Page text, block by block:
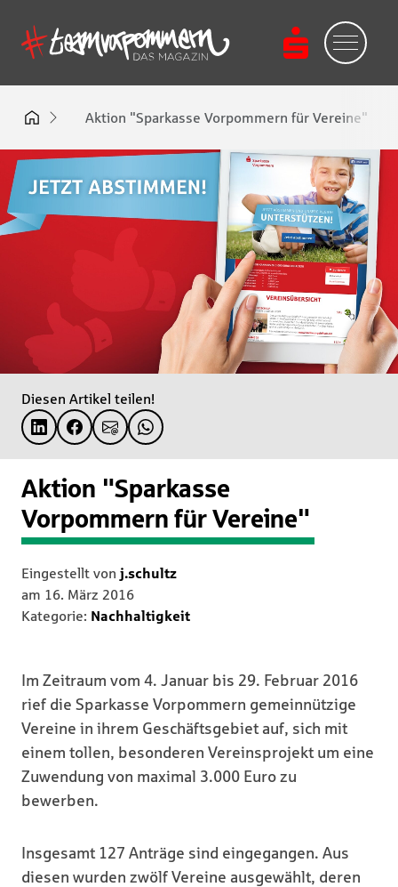
Aktion "Sparkasse Vorpommern für Vereine"
Diesen Artikel teilen!
Aktion "Sparkasse
Vorpommern für Vereine"
Eingestellt von j.schultz
am 16. März 2016
Kategorie: Nachhaltigkeit
Im Zeitraum vom 4. Januar bis 29. Februar 2016
rief die Sparkasse Vorpommern gemeinnützige
Vereine in ihrem Geschäftsgebiet auf, sich mit
einem tollen, besonderen Vereinsprojekt um eine
Zuwendung von maximal 3.000 Euro zu
bewerben.
Insgesamt 127 Anträge sind eingegangen. Aus
diesen wurden zwölf Vereine ausgewählt, deren